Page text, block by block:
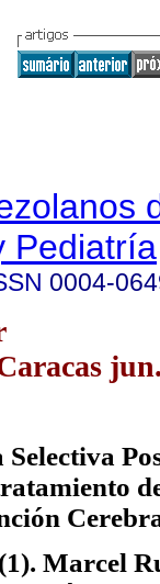
Pediatría
0004-
Marcel